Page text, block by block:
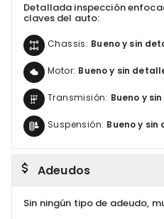
Detallada inspección
claves del auto:
Chassis: Bueno y sin
Motor: Bueno y sin
Transmisión: Bueno y
Suspensión: Bueno y
Adeudos
Sin ningún tipo de adeudo,